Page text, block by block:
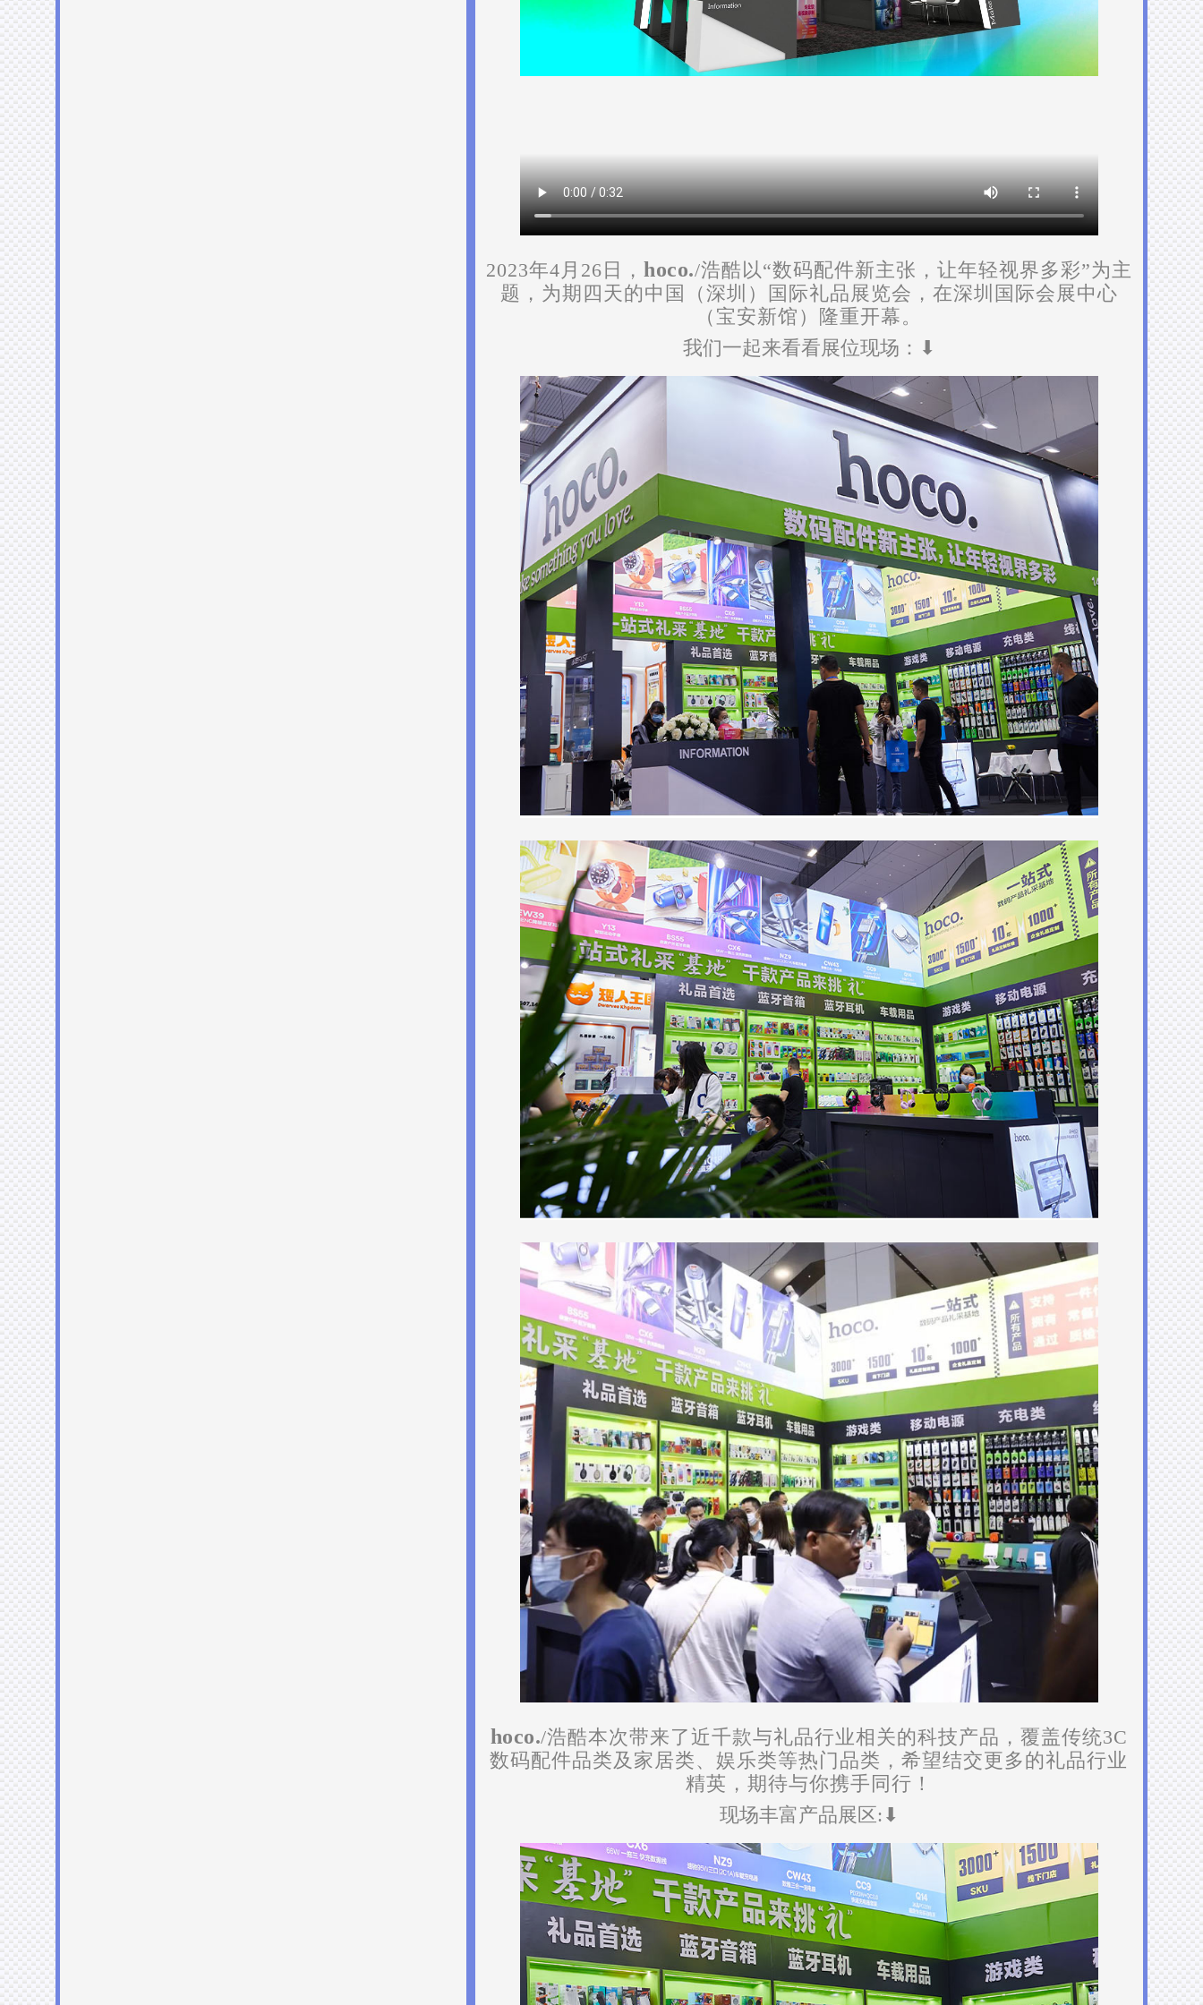
2023年4月26日，hoco./浩酷以“数码配件新主张，让年轻视界多彩”为主
题，为期四天的中国（深圳）国际礼品展览会，在深圳国际会展中心
（宝安新馆）隆重开幕。
我们一起来看看展位现场：⬇
hoco./浩酷本次带来了近千款与礼品行业相关的科技产品，覆盖传统3C
数码配件品类及家居类、娱乐类等热门品类，希望结交更多的礼品行业
精英，期待与你携手同行！
现场丰富产品展区:⬇